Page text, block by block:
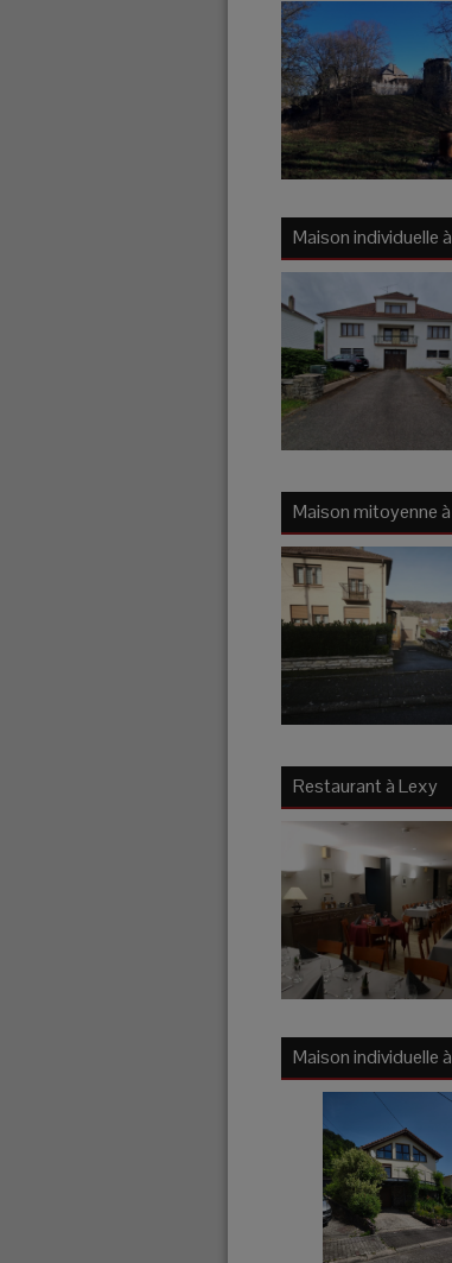
Maison individuelle à
Maison mitoyenne à
Restaurant àLexy
Maison individuelle à